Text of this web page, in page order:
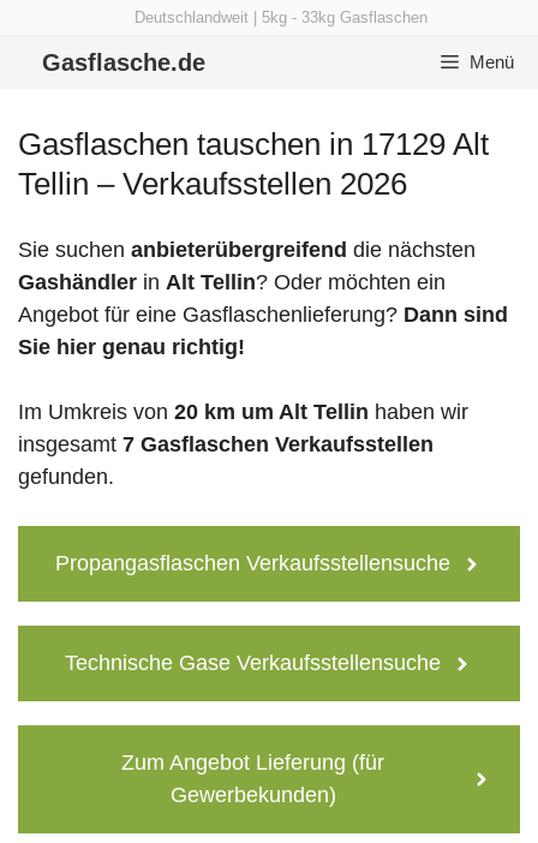
Deutschlandweit | 5kg - 33kg Gasflaschen
Gasflasche.de Menü
Gasflaschen tauschen in 17129 Alt
Tellin – Verkaufsstellen 2026
Sie suchen anbieterübergreifend die nächsten
Gashändler in Alt Tellin? Oder möchten ein
Angebot für eine Gasflaschenlieferung? Dann sind
Sie hier genau richtig!
Im Umkreis von 20 km um Alt Tellin haben wir
insgesamt 7 Gasflaschen Verkaufsstellen
gefunden.
Propangasflaschen Verkaufsstellensuche
Technische Gase Verkaufsstellensuche
Zum Angebot Lieferung (für
Gewerbekunden)